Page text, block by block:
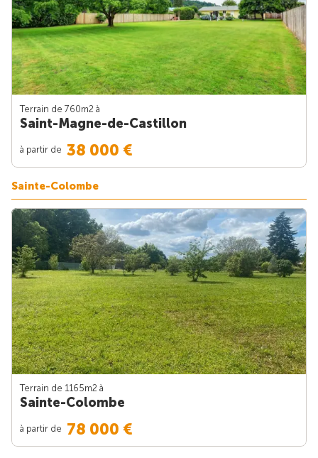
Terrain de 760m2 à
Saint-Magne-de-Castillon
à partir de 38 000 €
Sainte-Colombe
Terrain de 1165m2 à
Sainte-Colombe
à partir de 78 000 €